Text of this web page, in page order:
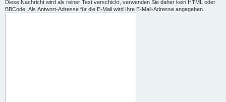
Diese Nachricht wird als reiner Text verschickt, verwenden Sie daher kein HTML oder
BBCode. Als Antwort-Adresse für die E-Mail wird Ihre E-Mail-Adresse angegeben.